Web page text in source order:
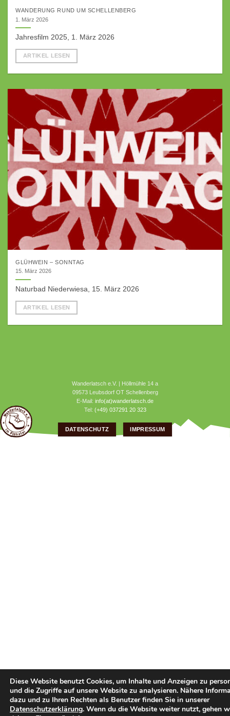
WANDERUNG RUND UM SCHELLENBERG
1. März 2026
Jahresfilm 2025, 1. März 2026
ARTIKEL LESEN
GLÜHWEIN – SONNTAG
15. März 2026
Naturbad Niederwiesa, 15. März 2026
ARTIKEL LESEN
Wanderlatsch e.V. | Höllmühle 14 a
09573 Leubsdorf OT Schellenberg
E-Mail: info(at)wanderlatsch.de
Tel: (+49) 037291 20 323
DATENSCHUTZ IMPRESSUM
Diese Website benutzt Cookies, um Inhalte und Anzeigen zu
und die Zugriffe auf unsere Website zu analysieren. Nähere
dazu und zu Ihren Rechten als Benutzer finden Sie in unserer
Datenschutzerklärung. Wenn du die Website weiter nutzt, gehen